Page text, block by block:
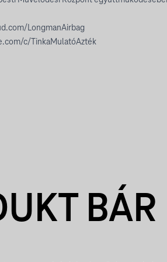
LongmanAirbag
c/TinkaMulatóAzték
BÁR